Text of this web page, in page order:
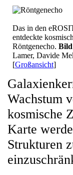
Das in den
entdeckte
Röntgenecho. Bild
Lamer, Davide
[Großansicht]
Wachstum
kosmische
Karte
Strukturen